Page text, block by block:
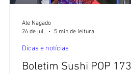
Boletim Sushi POP 173
Dicas e notícias
Ale Nagado
26 de jul.
5 min de leitura